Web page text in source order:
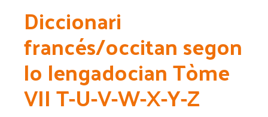
Diccionari
francés/occitan segon
lo lengadocian Tòme
VII T-U-V-W-X-Y-Z